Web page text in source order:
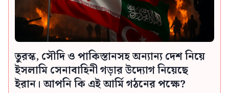
তুরস্ক, সৌদি ও পাকিস্তানসহ অন্যান্য দেশ নিয়ে
ইসলামি সেনাবাহিনী গড়ার উদ্যোগ নিয়েছে
ইরান। আপনি কি এই আর্মি গঠনের পক্ষে?